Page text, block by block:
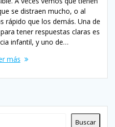
se distraen mucho, o al
rápido que los demás. Una de
tener respuestas claras es
infantil, y uno de…
más
Buscar